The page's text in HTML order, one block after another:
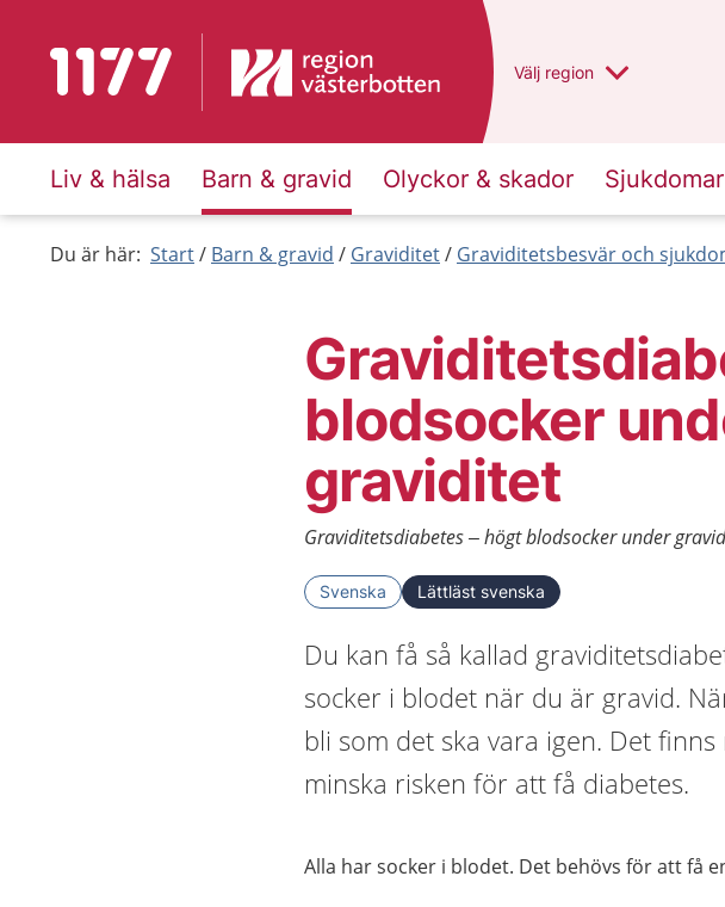
Till startsidan för 1177 Du har valt region
Välj en annan
region
Liv & hälsa Barn & gravid Olyckor & skador
Du är här: Start Barn & gravid Graviditet Graviditetsbesvär och
blodsocker
graviditet
Graviditetsdiabetes – högt blodsocker under
Svenska Lättläst svenska
Du kan få så kallad
socker i blodet när du är gravid.
bli som det ska vara igen. Det
minska risken för att få diabetes.
Alla har socker i blodet. Det behövs för att få